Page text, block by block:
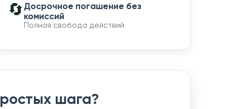
🔄 Досрочное погашение без
комиссий
Полная свобода действий
шага?